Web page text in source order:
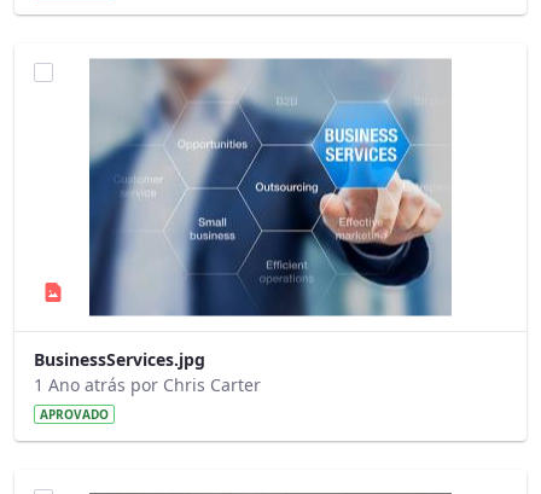
BusinessServices.jpg
1 Ano atrás por Chris Carter
APROVADO